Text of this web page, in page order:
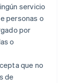
servicio
personas o
por
o
que no
de